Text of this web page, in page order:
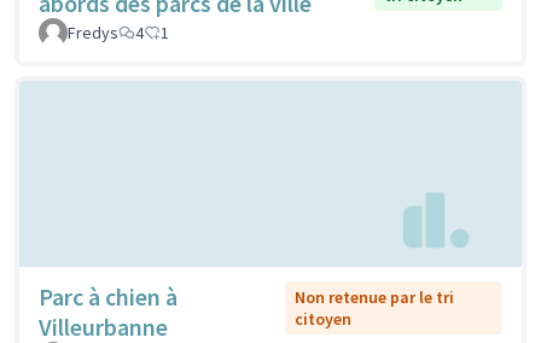
Fredys
4 1
Parc à chien à
Villeurbanne
Non retenue par le tri
citoyen